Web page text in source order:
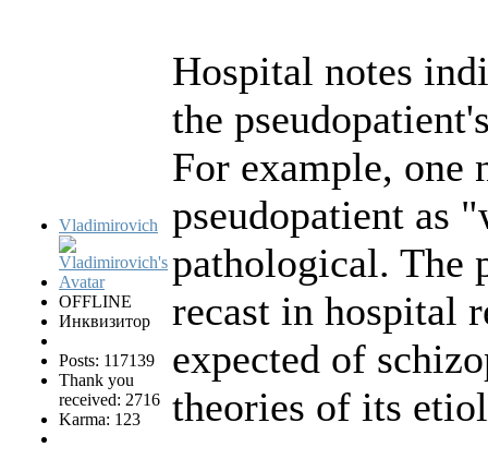
Vladimirovich
OFFLINE
Инквизитор
Posts: 117139
Thank you
received: 2716
Karma: 123
Hospital notes
the
For example, one
pseudopatient as
pathological. The
recast in hospital
expected of
theories of its